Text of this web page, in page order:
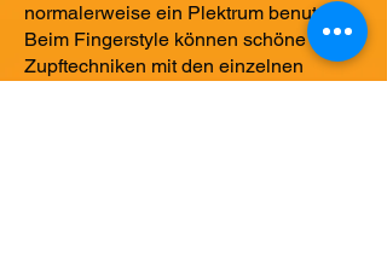
normalerweise ein Plektrum benutzt.
Beim Fingerstyle können schöne
Zupftechniken mit den einzelnen